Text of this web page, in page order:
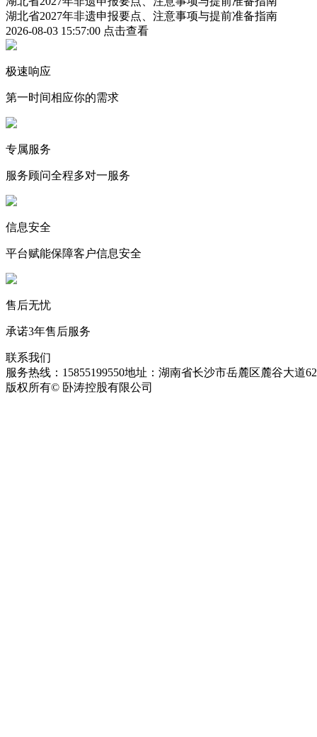
湖北省2027年非遗申报要点、注意事项与提前准备指南
2026-08-03 15:57:00 点击查看
极速响应
第一时间相应你的需求
专属服务
服务顾问全程多对一服务
信息安全
平台赋能保障客户信息安全
售后无忧
承诺3年售后服务
联系我们
服务热线：15855199550地址：湖南省长沙市岳麓区麓谷大道
版权所有© 卧涛控股有限公司